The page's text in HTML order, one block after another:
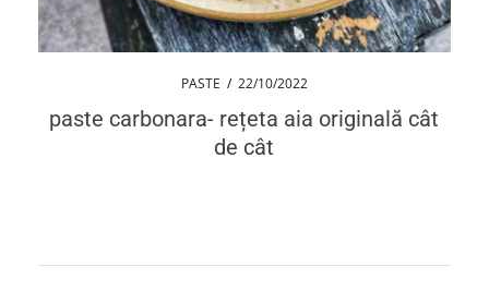
PASTE / 22/10/2022
paste carbonara- rețeta aia originală cât
de cât